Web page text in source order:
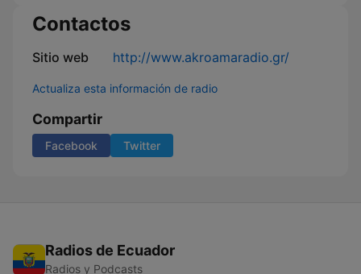
Contactos
Sitio web http://www.akroamaradio.gr/
Actualiza esta información de radio
Compartir
Facebook Twitter
Radios de Ecuador
Radios y Podcasts